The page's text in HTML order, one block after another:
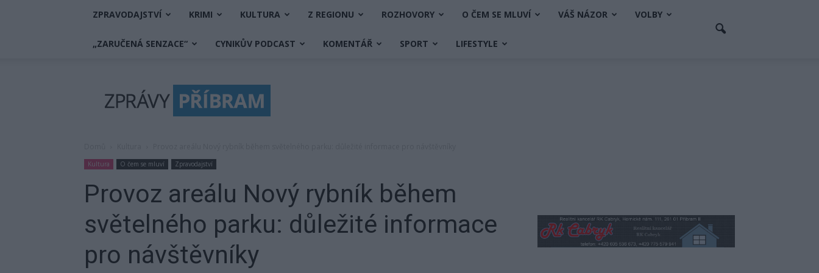
ZPRAVODAJSTVÍ KRIMI KULTURA Z REGIONU ROZHOVORY O ČEM SE MLUVÍ VÁŠ NÁZOR VOLBY
„ZARUČENÁ SENZACE“ CYNIKŮV PODCAST KOMENTÁŘ SPORT LIFESTYLE
Příbram
Kultura O čem se mluví Zpravodajství
Provoz areálu Nový rybník během
světelného parku: důležité informace
pro návštěvníky